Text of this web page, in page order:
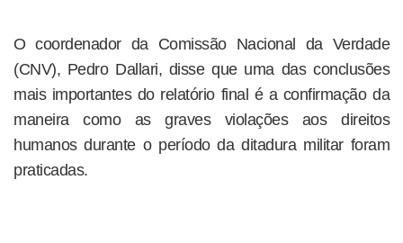
O coordenador da Comissão Nacional da Verdade
(CNV), Pedro Dallari, disse que uma das conclusões
mais importantes do relatório final é a confirmação da
maneira como as graves violações aos direitos
humanos durante o período da ditadura militar foram
praticadas.